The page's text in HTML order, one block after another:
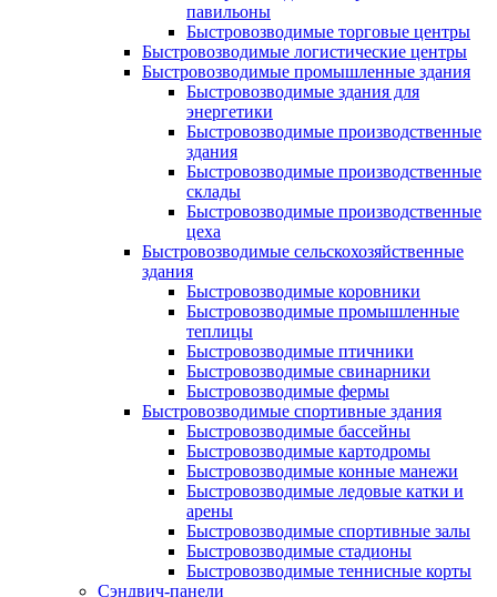
павильоны
Быстровозводимые торговые центры
Быстровозводимые логистические центры
Быстровозводимые промышленные здания
Быстровозводимые здания для
энергетики
Быстровозводимые производственные
здания
Быстровозводимые производственные
склады
Быстровозводимые производственные
цеха
Быстровозводимые сельскохозяйственные
здания
Быстровозводимые коровники
Быстровозводимые промышленные
теплицы
Быстровозводимые птичники
Быстровозводимые свинарники
Быстровозводимые фермы
Быстровозводимые спортивные здания
Быстровозводимые бассейны
Быстровозводимые картодромы
Быстровозводимые конные манежи
Быстровозводимые ледовые катки и
арены
Быстровозводимые спортивные залы
Быстровозводимые стадионы
Быстровозводимые теннисные корты
Сэндвич-панели